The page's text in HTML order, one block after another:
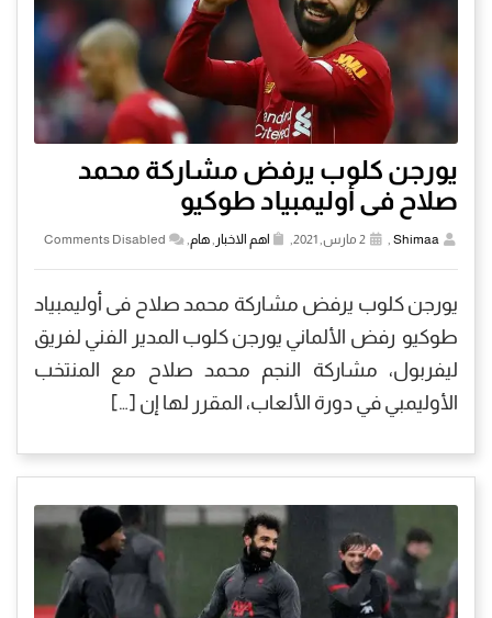
يورجن كلوب يرفض مشاركة محمد
صلاح فى أوليمبياد طوكيو
Shimaa
, اهم الاخبار ,هام,
Comments Disabled
يورجن كلوب يرفض مشاركة محمد صلاح فى أوليمبياد
طوكيو رفض الألماني يورجن كلوب المدير الفني لفريق
ليفربول، مشاركة النجم محمد صلاح مع المنتخب
الأوليمبي في دورة الألعاب، المقرر لها إن […]